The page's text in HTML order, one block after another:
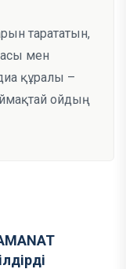
тарататын,
мен
құралы –
ойдың